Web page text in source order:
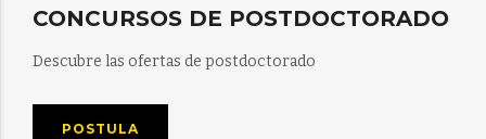
CONCURSOS DE POSTDOCTORADO
Descubre las ofertas de postdoctorado
POSTULA